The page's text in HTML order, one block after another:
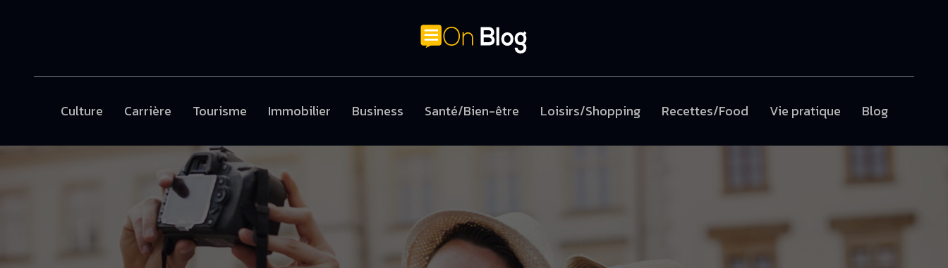
Culture Carrière Tourisme Immobilier Business Santé/Bien-être Loisirs/Shopping Recettes/Food Vie pratique Blog